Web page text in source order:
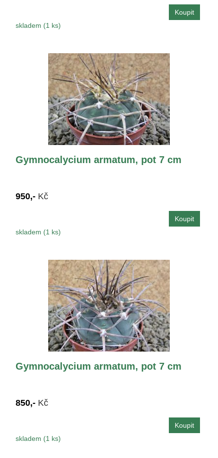
skladem (1 ks)
Gymnocalycium armatum, pot 7 cm
950,- Kč
skladem (1 ks)
Gymnocalycium armatum, pot 7 cm
850,- Kč
skladem (1 ks)